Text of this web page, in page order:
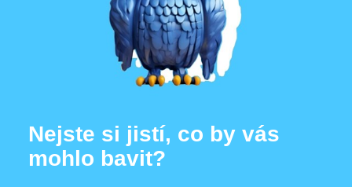
Nejste si jistí, co by vás
mohlo bavit?